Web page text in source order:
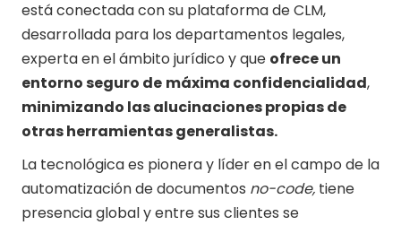
está conectada con su plataforma de CLM,
desarrollada para los departamentos legales,
experta en el ámbito jurídico y que ofrece un
entorno seguro de máxima confidencialidad,
minimizando las alucinaciones propias de
otras herramientas generalistas.
La tecnológica es pionera y líder en el campo de la
automatización de documentos no-code, tiene
presencia global y entre sus clientes se